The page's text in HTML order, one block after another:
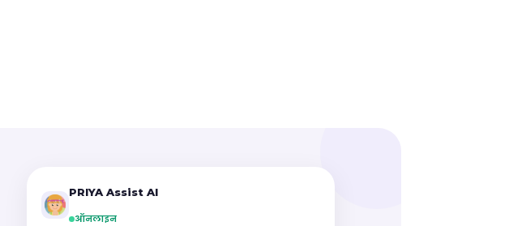
PRIYA Assist AI
ऑनलाइन